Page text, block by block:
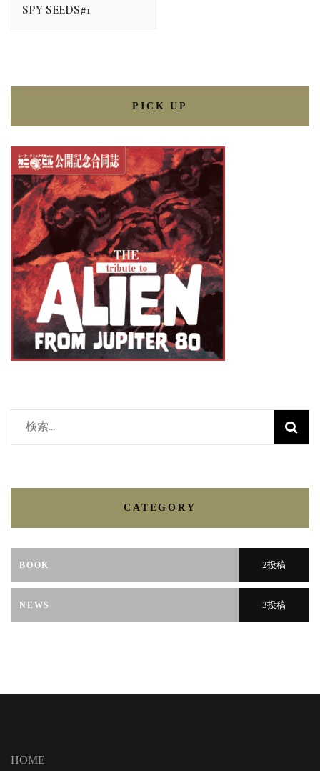
SPY SEEDS#1
PICK UP
CATEGORY
BOOK 2投稿
NEWS 3投稿
HOME